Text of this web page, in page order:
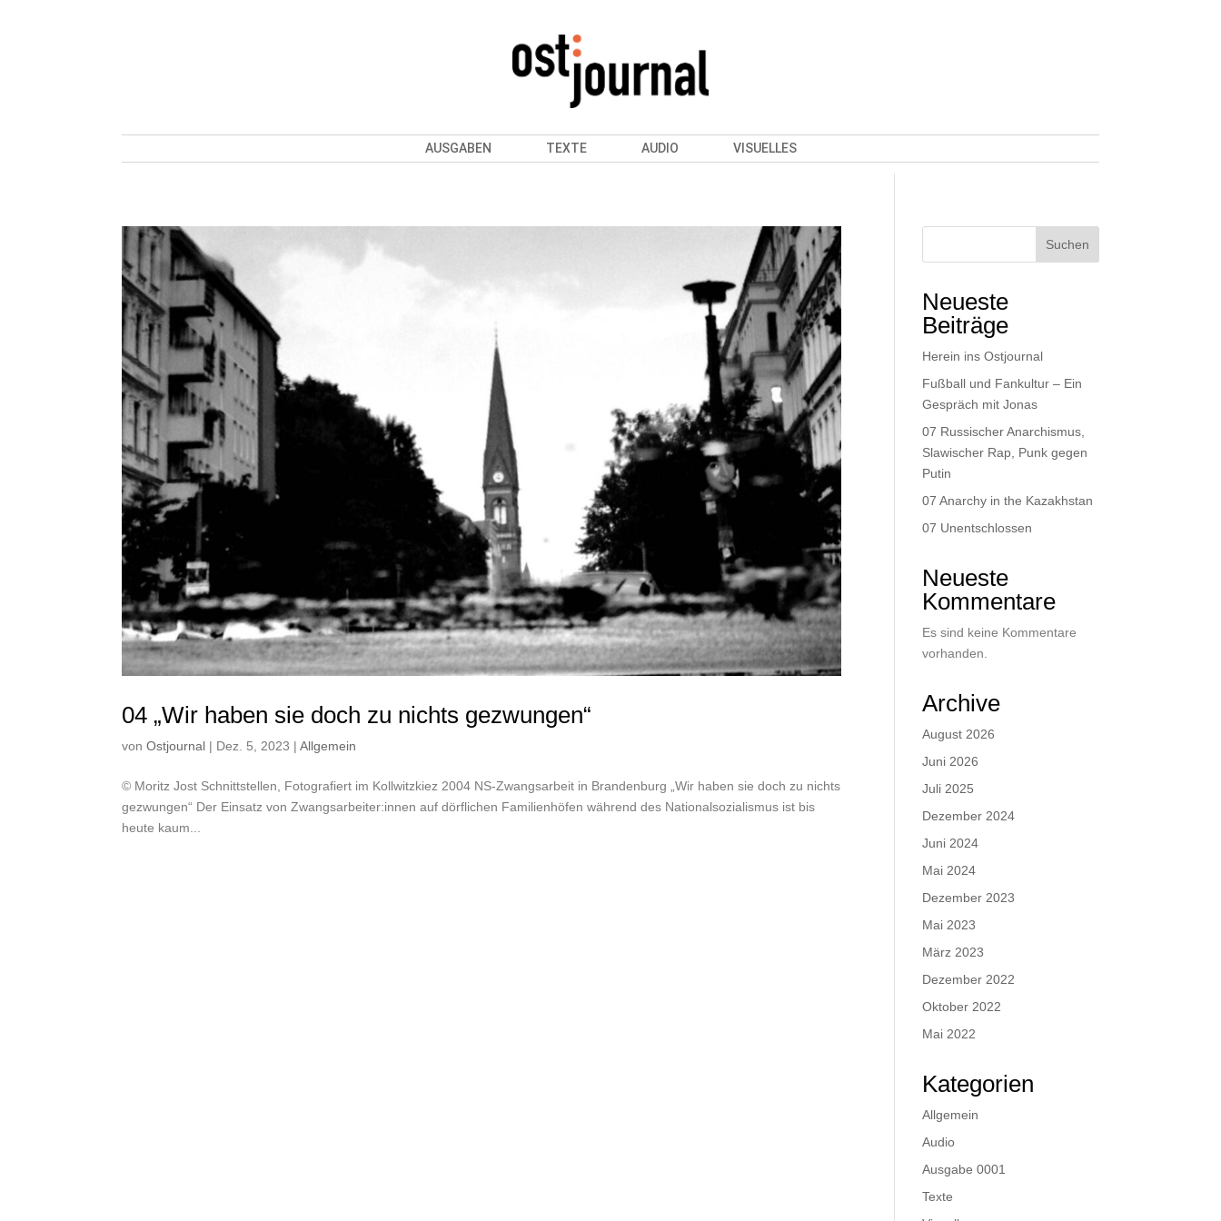
AUSGABEN TEXTE AUDIO VISUELLES
04 „Wir haben sie doch zu nichts gezwungen“
vonOstjournal | Dez. 5, 2023 |Allgemein
© Moritz Jost Schnittstellen, Fotografiert im Kollwitzkiez 2004 NS-Zwangsarbeit in Brandenburg „Wir haben sie doch zu nichts
gezwungen“ Der Einsatz von Zwangsarbeiter:innen auf dörflichen Familienhöfen während des Nationalsozialismus ist bis
heute kaum...
Suchen
Neueste
Beiträge
Herein ins Ostjournal
Fußball und Fankultur – Ein
Gespräch mit Jonas
07 Russischer Anarchismus,
Slawischer Rap, Punk gegen
Putin
07 Anarchy in the Kazakhstan
07 Unentschlossen
Neueste
Kommentare
Es sind keine Kommentare
vorhanden.
Archive
August 2026
Juni 2026
Juli 2025
Dezember 2024
Juni 2024
Mai 2024
Dezember 2023
Mai 2023
März 2023
Dezember 2022
Oktober 2022
Mai 2022
Kategorien
Allgemein
Audio
Ausgabe 0001
Texte